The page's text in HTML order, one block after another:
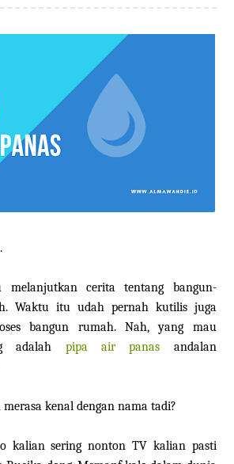
cerita tentang bangun-
Waktu itu udah pernah kutilis juga
bangun rumah. Nah, yang mau
adalah pipa air panas andalan
kenal dengan nama tadi?
kalian sering nonton TV kalian pasti